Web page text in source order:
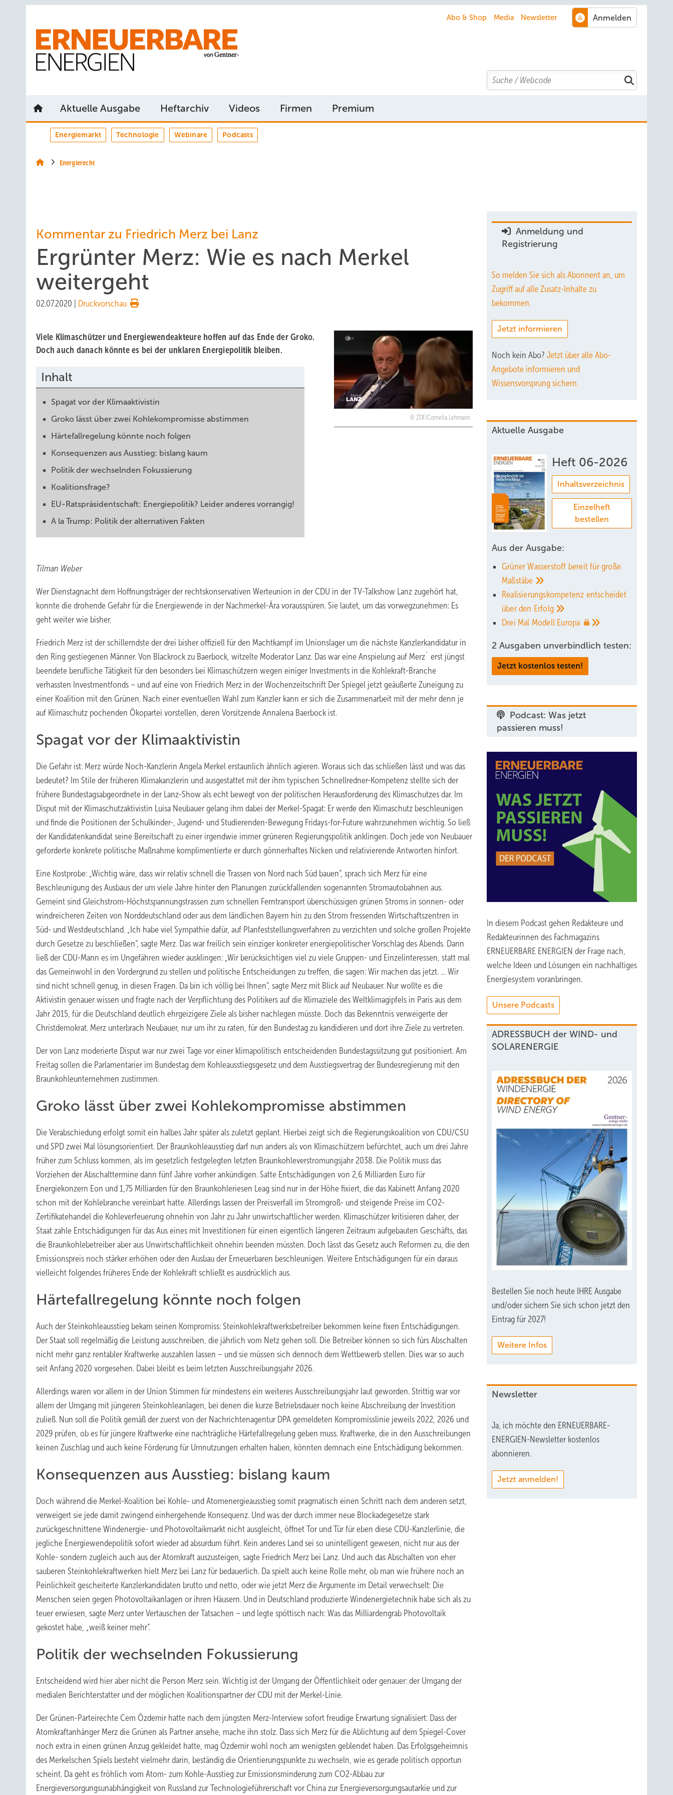
Abo & Shop Media Newsletter
Search
Aktuelle Ausgabe Heftarchiv Videos Firmen Premium
Energiemarkt Technologie Webinare Podcasts
Energierecht
Kommentar zu Friedrich Merz bei Lanz
Ergrünter Merz: Wie es nach Merkel
weitergeht
02.07.2020 Druckvorschau
ZDF/Cornelia Lehmann
Viele Klimaschützer und Energiewendeakteure hoffen auf das Ende der Groko.
Doch auch danach könnte es bei der unklaren Energiepolitik bleiben.
Inhalt
Spagat vor der Klimaaktivistin
Groko lässt über zwei Kohlekompromisse abstimmen
Härtefallregelung könnte noch folgen
Konsequenzen aus Ausstieg: bislang kaum
Politik der wechselnden Fokussierung
Koalitionsfrage?
EU-Ratspräsidentschaft: Energiepolitik? Leider anderes vorrangig!
A la Trump: Politik der alternativen Fakten
Tilman Weber
Wer Dienstagnacht dem Hoffnungsträger der rechtskonservativen Werteunion in der CDU in der TV-Talkshow Lanz zugehört hat,
konnte die drohende Gefahr für die Energiewende in der Nachmerkel-Ära vorausspüren. Sie lautet, um das vorwegzunehmen: Es
geht weiter wie bisher.
Friedrich Merz ist der schillerndste der drei bisher offiziell für den Machtkampf im Unionslager um die nächste Kanzlerkandidatur in
den Ring gestiegenen Männer. Von Blackrock zu Baerbock, witzelte Moderator Lanz. Das war eine Anspielung auf Merz´ erst jüngst
beendete berufliche Tätigkeit für den besonders bei Klimaschützern wegen einiger Investments in die Kohlekraft-Branche
verhassten Investmentfonds – und auf eine von Friedrich Merz in der Wochenzeitschrift Der Spiegel jetzt geäußerte Zuneigung zu
einer Koalition mit den Grünen. Nach einer eventuellen Wahl zum Kanzler kann er sich die Zusammenarbeit mit der mehr denn je
auf Klimaschutz pochenden Ökopartei vorstellen, deren Vorsitzende Annalena Baerbock ist.
Spagat vor der Klimaaktivistin
Die Gefahr ist: Merz würde Noch-Kanzlerin Angela Merkel erstaunlich ähnlich agieren. Woraus sich das schließen lässt und was das
bedeutet? Im Stile der früheren Klimakanzlerin und ausgestattet mit der ihm typischen Schnellredner-Kompetenz stellte sich der
frühere Bundestagsabgeordnete in der Lanz-Show als echt bewegt von der politischen Herausforderung des Klimaschutzes dar. Im
Disput mit der Klimaschutzaktivistin Luisa Neubauer gelang ihm dabei der Merkel-Spagat: Er werde den Klimaschutz beschleunigen
und finde die Positionen der Schulkinder-, Jugend- und Studierenden-Bewegung Fridays-for-Future wahrzunehmen wichtig. So ließ
der Kandidatenkandidat seine Bereitschaft zu einer irgendwie immer grüneren Regierungspolitik anklingen. Doch jede von Neubauer
geforderte konkrete politische Maßnahme komplimentierte er durch gönnerhaftes Nicken und relativierende Antworten hinfort.
Eine Kostprobe: „Wichtig wäre, dass wir relativ schnell die Trassen von Nord nach Süd bauen“, sprach sich Merz für eine
Beschleunigung des Ausbaus der um viele Jahre hinter den Planungen zurückfallenden sogenannten Stromautobahnen aus.
Gemeint sind Gleichstrom-Höchstspannungstrassen zum schnellen Ferntransport überschüssigen grünen Stroms in sonnen- oder
windreicheren Zeiten von Norddeutschland oder aus dem ländlichen Bayern hin zu den Strom fressenden Wirtschaftszentren in
Süd- und Westdeutschland. „Ich habe viel Sympathie dafür, auf Planfeststellungsverfahren zu verzichten und solche großen Projekte
durch Gesetze zu beschließen“, sagte Merz. Das war freilich sein einziger konkreter energiepolitischer Vorschlag des Abends. Dann
ließ der CDU-Mann es im Ungefähren wieder ausklingen: „Wir berücksichtigen viel zu viele Gruppen- und Einzelinteressen, statt mal
das Gemeinwohl in den Vordergrund zu stellen und politische Entscheidungen zu treffen, die sagen: Wir machen das jetzt. … Wir
sind nicht schnell genug, in diesen Fragen. Da bin ich völlig bei Ihnen“, sagte Merz mit Blick auf Neubauer. Nur wollte es die
Aktivistin genauer wissen und fragte nach der Verpflichtung des Politikers auf die Klimaziele des Weltklimagipfels in Paris aus dem
Jahr 2015, für die Deutschland deutlich ehrgeizigere Ziele als bisher nachlegen müsste. Doch das Bekenntnis verweigerte der
Christdemokrat. Merz unterbrach Neubauer, nur um ihr zu raten, für den Bundestag zu kandidieren und dort ihre Ziele zu vertreten.
Der von Lanz moderierte Disput war nur zwei Tage vor einer klimapolitisch entscheidenden Bundestagssitzung gut positioniert. Am
Freitag sollen die Parlamentarier im Bundestag dem Kohleausstiegsgesetz und dem Ausstiegsvertrag der Bundesregierung mit den
Braunkohleunternehmen zustimmen.
Groko lässt über zwei Kohlekompromisse abstimmen
Die Verabschiedung erfolgt somit ein halbes Jahr später als zuletzt geplant. Hierbei zeigt sich die Regierungskoalition von CDU/CSU
und SPD zwei Mal lösungsorientiert. Der Braunkohleausstieg darf nun anders als von Klimaschützern befürchtet, auch um drei Jahre
früher zum Schluss kommen, als im gesetzlich festgelegten letzten Braunkohleverstromungsjahr 2038. Die Politik muss das
Vorziehen der Abschalttermine dann fünf Jahre vorher ankündigen. Satte Entschädigungen von 2,6 Milliarden Euro für
Energiekonzern Eon und 1,75 Milliarden für den Braunkohleriesen Leag sind nur in der Höhe fixiert, die das Kabinett Anfang 2020
schon mit der Kohlebranche vereinbart hatte. Allerdings lassen der Preisverfall im Stromgroß- und steigende Preise im CO2-
Zertifikatehandel die Kohleverfeuerung ohnehin von Jahr zu Jahr unwirtschaftlicher werden. Klimaschützer kritisieren daher, der
Staat zahle Entschädigungen für das Aus eines mit Investitionen für einen eigentlich längeren Zeitraum aufgebauten Geschäfts, das
die Braunkohlebetreiber aber aus Unwirtschaftlichkeit ohnehin beenden müssten. Doch lässt das Gesetz auch Reformen zu, die den
Emissionspreis noch stärker erhöhen oder den Ausbau der Erneuerbaren beschleunigen. Weitere Entschädigungen für ein daraus
vielleicht folgendes früheres Ende der Kohlekraft schließt es ausdrücklich aus.
Härtefallregelung könnte noch folgen
Auch der Steinkohleausstieg bekam seinen Kompromiss: Steinkohlekraftwerksbetreiber bekommen keine fixen Entschädigungen.
Der Staat soll regelmäßig die Leistung ausschreiben, die jährlich vom Netz gehen soll. Die Betreiber können so sich fürs Abschalten
nicht mehr ganz rentabler Kraftwerke auszahlen lassen – und sie müssen sich dennoch dem Wettbewerb stellen. Dies war so auch
seit Anfang 2020 vorgesehen. Dabei bleibt es beim letzten Ausschreibungsjahr 2026.
Allerdings waren vor allem in der Union Stimmen für mindestens ein weiteres Ausschreibungsjahr laut geworden. Strittig war vor
allem der Umgang mit jüngeren Steinkohleanlagen, bei denen die kurze Betriebsdauer noch keine Abschreibung der Investition
zuließ. Nun soll die Politik gemäß der zuerst von der Nachrichtenagentur DPA gemeldeten Kompromisslinie jeweils 2022, 2026 und
2029 prüfen, ob es für jüngere Kraftwerke eine nachträgliche Härtefallregelung geben muss. Kraftwerke, die in den Ausschreibungen
keinen Zuschlag und auch keine Förderung für Umnutzungen erhalten haben, könnten demnach eine Entschädigung bekommen.
Konsequenzen aus Ausstieg: bislang kaum
Doch während die Merkel-Koalition bei Kohle- und Atomenergieausstieg somit pragmatisch einen Schritt nach dem anderen setzt,
verweigert sie jede damit zwingend einhergehende Konsequenz. Und was der durch immer neue Blockadegesetze stark
zurückgeschnittene Windenergie- und Photovoltaikmarkt nicht ausgleicht, öffnet Tor und Tür für eben diese CDU-Kanzlerlinie, die
jegliche Energiewendepolitik sofort wieder ad absurdum führt. Kein anderes Land sei so unintelligent gewesen, nicht nur aus der
Kohle- sondern zugleich auch aus der Atomkraft auszusteigen, sagte Friedrich Merz bei Lanz. Und auch das Abschalten von eher
sauberen Steinkohlekraftwerken hielt Merz bei Lanz für bedauerlich. Da spielt auch keine Rolle mehr, ob man wie frühere noch an
Peinlichkeit gescheiterte Kanzlerkandidaten brutto und netto, oder wie jetzt Merz die Argumente im Detail verwechselt: Die
Menschen seien gegen Photovoltaikanlagen or ihren Häusern. Und in Deutschland produzierte Windenergietechnik habe sich als zu
teuer erwiesen, sagte Merz unter Vertauschen der Tatsachen – und legte spöttisch nach: Was das Milliardengrab Photovoltaik
gekostet habe, „weiß keiner mehr“.
Politik der wechselnden Fokussierung
Entscheidend wird hier aber nicht die Person Merz sein. Wichtig ist der Umgang der Öffentlichkeit oder genauer: der Umgang der
medialen Berichterstatter und der möglichen Koalitionspartner der CDU mit der Merkel-Linie.
Der Grünen-Parteirechte Cem Özdemir hatte nach dem jüngsten Merz-Interview sofort freudige Erwartung signalisiert: Dass der
Atomkraftanhänger Merz die Grünen als Partner ansehe, mache ihn stolz. Dass sich Merz für die Ablichtung auf dem Spiegel-Cover
noch extra in einen grünen Anzug gekleidet hatte, mag Özdemir wohl noch am wenigsten geblendet haben. Das Erfolgsgeheimnis
des Merkelschen Spiels besteht vielmehr darin, beständig die Orientierungspunkte zu wechseln, wie es gerade politisch opportun
scheint. Da geht es fröhlich vom Atom- zum Kohle-Ausstieg zur Emissionsminderung zum CO2-Abbau zur
Energieversorgungsunabhängigkeit von Russland zur Technologieführerschaft vor China zur Energieversorgungsautarkie und zur
Anmeldung und
Registrierung
So melden Sie sich als Abonnent an, um
Zugriff auf alle Zusatz-Inhalte zu
bekommen.
Jetzt informieren
Noch kein Abo? Jetzt über alle Abo-
Angebote informieren und
Wissensvorsprung sichern.
Aktuelle Ausgabe
Heft 06-2026
Inhaltsverzeichnis
Einzelheft
bestellen
Aus der Ausgabe:
Grüner Wasserstoff bereit für große
Maßstäbe
Realisierungskompetenz entscheidet
über den Erfolg
Drei Mal Modell Europa
2 Ausgaben unverbindlich testen:
Jetzt kostenlos testen!
Podcast: Was jetzt
passieren muss!
In diesem Podcast gehen Redakteure und
Redakteurinnen des Fachmagazins
ERNEUERBARE ENERGIEN der Frage nach,
welche Ideen und Lösungen ein nachhaltiges
Energiesystem voranbringen.
Unsere Podcasts
ADRESSBUCH der WIND- und
SOLARENERGIE
Bestellen Sie noch heute IHRE Ausgabe
und/oder sichern Sie sich schon jetzt den
Eintrag für 2027!
Weitere Infos
Newsletter
Ja, ich möchte den ERNEUERBARE-
ENERGIEN-Newsletter kostenlos
abonnieren.
Jetzt anmelden!